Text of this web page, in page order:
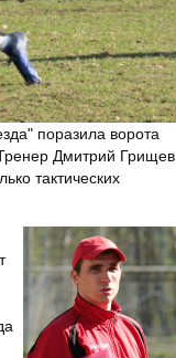
поразила ворота
Дмитрий Грищев
тактических